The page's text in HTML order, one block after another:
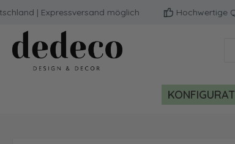
Hauptinhalt springen
Zur Suche springen
Zur Hauptnavigation springen
| Expressversand möglich Hochwertige